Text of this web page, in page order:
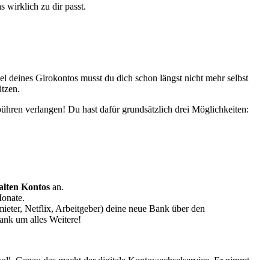
wirklich zu dir passt.
deines Girokontos musst du dich schon längst nicht mehr selbst
verlangen! Du hast dafür grundsätzlich drei Möglichkeiten:
Kontos an.
Netflix, Arbeitgeber) deine neue Bank über den
um alles Weitere!